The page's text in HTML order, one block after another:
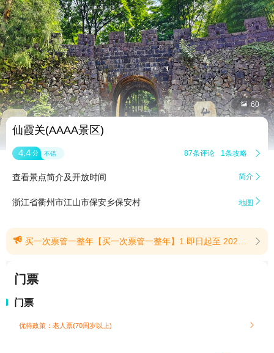
 60
仙霞关(AAAA景区)
4.4 分 不错 87条评论 1条攻略 
查看景点简介及开放时间 简介 
浙江省衢州市江山市保安乡保安村 地图 
 买一次票管一整年【买一次票管一整年】1.即日起至 2027年5月18日，游客凭实名购票并完成入园后即可畅享活动期内游玩权益。所有权益仅限本人实名核验使用，请勿转借他人。倡导文明游览，乐享美好旅途！2.激活后至2027年5月18日，凭本人身份证可全年不限次畅玩。(提示有效期2026/5/22至2027/5/18) 
门票
门票
优待政策：老人票(70周岁以上) 
